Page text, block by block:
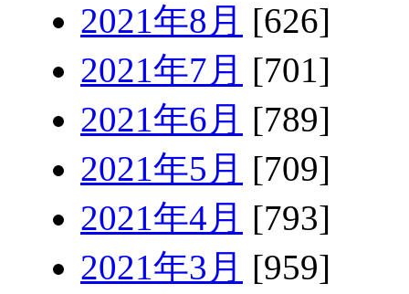
2021年8月 [626]
2021年7月 [701]
2021年6月 [789]
2021年5月 [709]
2021年4月 [793]
2021年3月 [959]